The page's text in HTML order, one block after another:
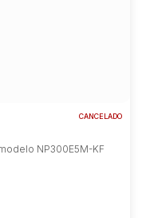
CANCELADO
NP300E5M-KF